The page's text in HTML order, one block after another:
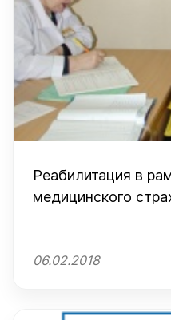
Реабилитация в
медицинского
06.02.2018